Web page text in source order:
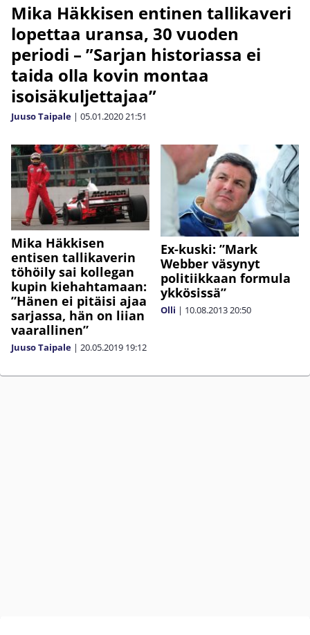
Mika Häkkisen entinen tallikaveri
lopettaa uransa, 30 vuoden
periodi – ”Sarjan historiassa ei
taida olla kovin montaa
isoisäkuljettajaa”
Juuso Taipale | 05.01.202021:51
Mika Häkkisen
entisen tallikaverin
töhöily sai kollegan
kupin kiehahtamaan:
”Hänen ei pitäisi ajaa
sarjassa, hän on liian
vaarallinen”
Juuso Taipale | 20.05.2019 19:12
Ex-kuski: ”Mark
Webber väsynyt
politiikkaan formula
ykkösissä”
Olli | 10.08.201320:50